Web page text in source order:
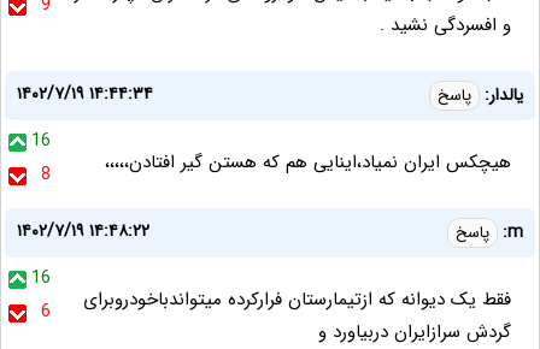
و افسردگی نشید .
یالدار: پاسخ
۱۴۰۲/۷/۱۹ ۱۴:۴۴:۳۴
16
8
هیچکس ایران نمیاد،اینایی هم که هستن گیر افتادن،،،،،
m: پاسخ
۱۴۰۲/۷/۱۹ ۱۴:۴۸:۲۲
16
6
فقط یک دیوانه که ازتیمارستان فرارکرده میتواندباخودروبرای
گردش سرازایران دربیاورد و